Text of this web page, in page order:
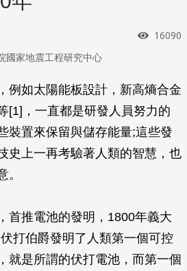
瀏覽次
16090
國家地震工程研究中心
例如太陽能板設計，新高熵合金
[1]，一直都是研發人員努力的
裝置來保留與儲存能量;這些發
史上一再考驗著人類的智慧，也
。
首推電池的發明，1800年義大
打伯爵發明了人類第一個可控
就是所謂的伏打電池，而第一個